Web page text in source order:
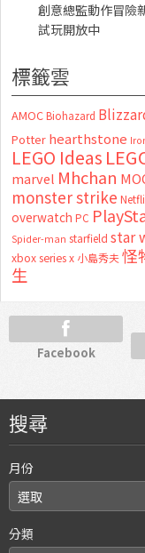
創意總監動作冒險
試玩開放中
標籤雲
AMOC Biohazard
Potter hearthstone
LEGO Ideas
marvel Mhchan
monster strike
overwatch PC
Spider-man starfield star
xbox series x 小島秀夫怪
生
Facebook
搜尋
月份
分類